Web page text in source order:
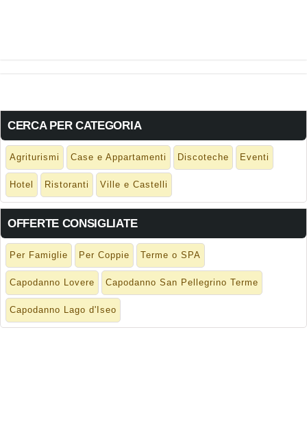
CERCA PER CATEGORIA
Agriturismi Case e Appartamenti Discoteche Eventi
Hotel Ristoranti Ville e Castelli
OFFERTE CONSIGLIATE
Per Famiglie Per Coppie Terme o SPA
Capodanno Lovere Capodanno San Pellegrino Terme
Capodanno Lago d'Iseo